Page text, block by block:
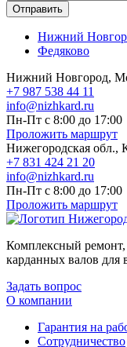
Отправить
Нижний
Федяково
Нижний Новгород,
+7 987 538 44 11
info@nizhkard.ru
Пн-Пт с 8:00 до 17:00
Проложить маршрут
Нижегородская обл.,
+7 831 424 21 20
info@nizhkard.ru
Пн-Пт с 8:00 до 17:00
Проложить маршрут
Комплексный ремонт,
карданных валов для
Задать вопрос
О компании
Гарантия на
Сотрудничество